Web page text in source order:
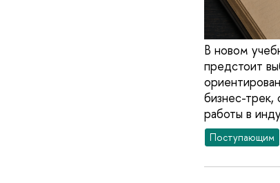
В новом
предстоит
бизнес-трек,
работы в
Поступающим